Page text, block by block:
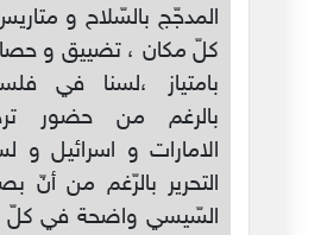
المدجّج بالسّلاح و
كلّ مكان ، تضييق و
بامتياز ،لسنا في
بالرغم من حضور
الامارات و اسرائيل و
التحرير بالرّغم من أنّ
السّيسي واضحة في كلّ